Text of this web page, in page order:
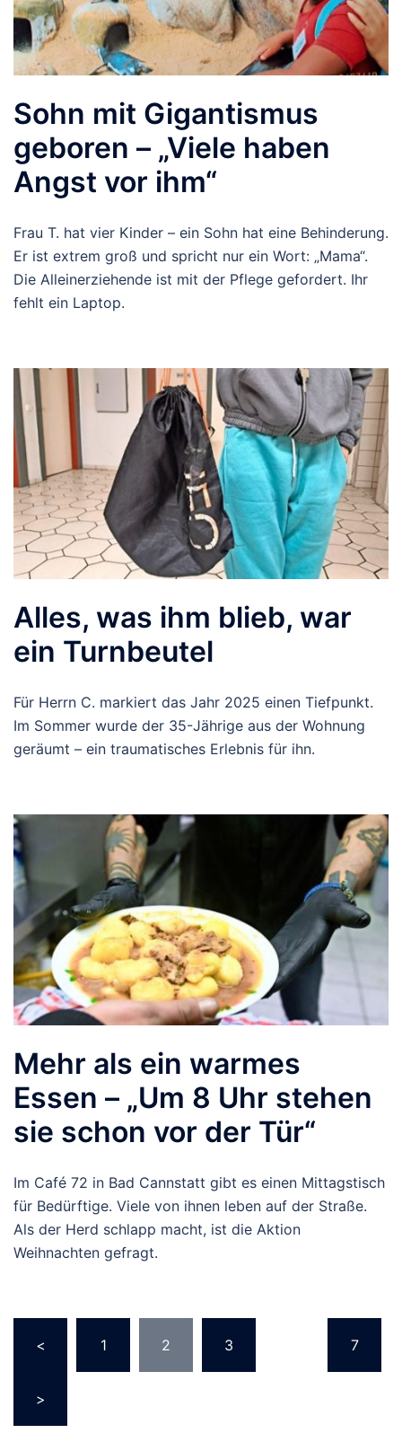
Sohn mit Gigantismus
geboren – „Viele haben
Angst vor ihm“
Frau T. hat vier Kinder – ein Sohn hat eine Behinderung.
Er ist extrem groß und spricht nur ein Wort: „Mama“.
Die Alleinerziehende ist mit der Pflege gefordert. Ihr
fehlt ein Laptop.
Alles, was ihm blieb, war
ein Turnbeutel
Für Herrn C. markiert das Jahr 2025 einen Tiefpunkt.
Im Sommer wurde der 35-Jährige aus der Wohnung
geräumt – ein traumatisches Erlebnis für ihn.
Mehr als ein warmes
Essen – „Um 8 Uhr stehen
sie schon vor der Tür“
Im Café 72 in Bad Cannstatt gibt es einen Mittagstisch
für Bedürftige. Viele von ihnen leben auf der Straße.
Als der Herd schlapp macht, ist die Aktion
Weihnachten gefragt.
der
Beiträge
< 1 2 3 7
>